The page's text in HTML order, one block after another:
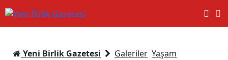
Yeni Birlik Gazetesi Galeriler Yaşam